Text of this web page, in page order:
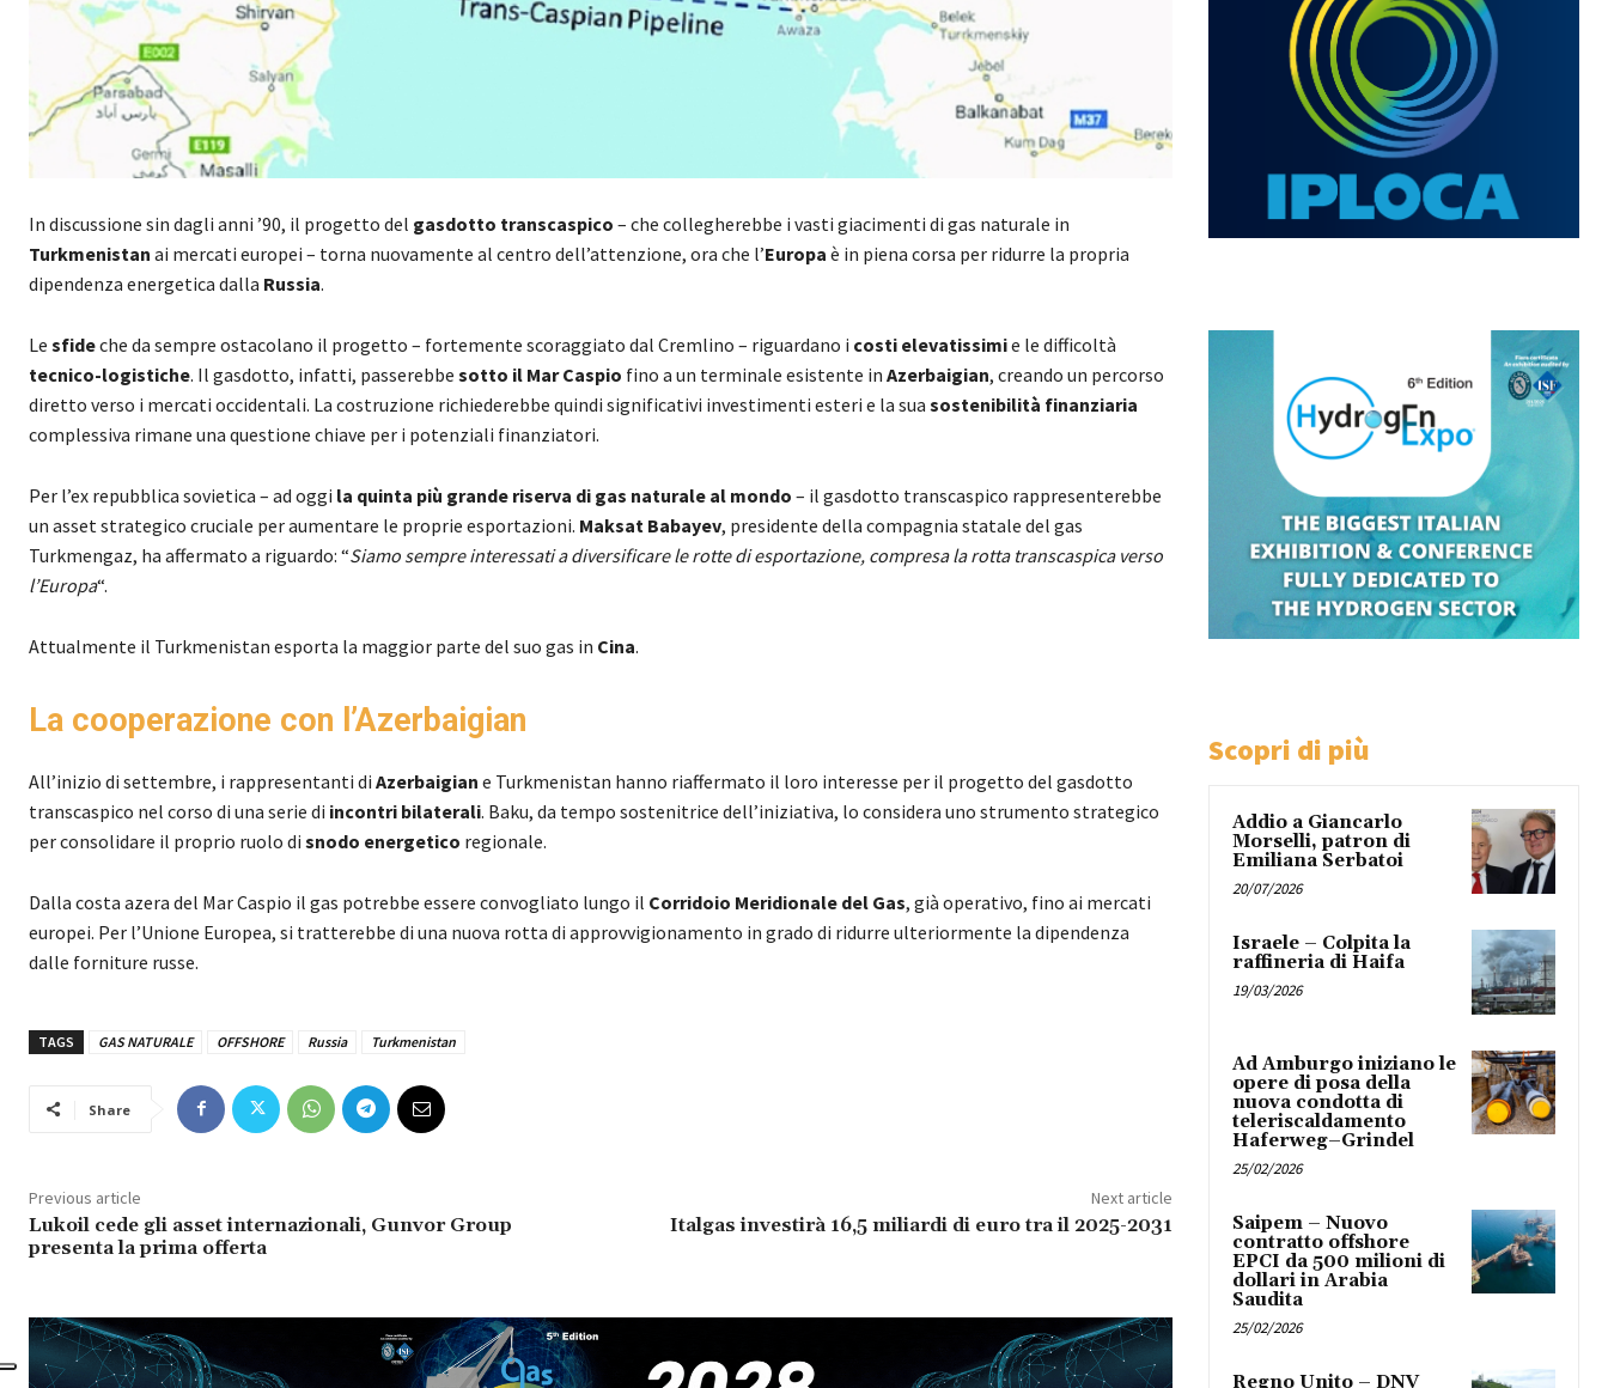
In discussione sin dagli anni ’90, il progetto del gasdotto transcaspico – che collegherebbe i vasti giacimenti di gas naturale in
Turkmenistan ai mercati europei – torna nuovamente al centro dell’attenzione, ora che l’Europa è in piena corsa per ridurre la propria
dipendenza energetica dalla Russia.
Le sfideche da sempre ostacolano il progetto – fortemente scoraggiato dal Cremlino – riguardano i costi elevatissimie le difficoltà
tecnico-logistiche. Il gasdotto, infatti, passerebbe sotto il Mar Caspio fino a un terminale esistente in Azerbaigian, creando un percorso
diretto verso i mercati occidentali. La costruzione richiederebbe quindi significativi investimenti esteri e la sua sostenibilità finanziaria
complessiva rimane una questione chiave per i potenziali finanziatori.
Per l’ex repubblica sovietica – ad oggi la quinta più grande riserva di gas naturale al mondo – il gasdotto transcaspico rappresenterebbe
un asset strategico cruciale per aumentare le proprie esportazioni. Maksat Babayev, presidente della compagnia statale del gas
Turkmengaz, ha affermato a riguardo: “Siamo sempre interessati a diversificare le rotte di esportazione, compresa la rotta transcaspica verso
l’Europa“.
Attualmente il Turkmenistan esporta la maggior parte del suo gas in Cina.
La cooperazione con l’Azerbaigian
All’inizio di settembre, i rappresentanti di Azerbaigian e Turkmenistan hanno riaffermato il loro interesse per il progetto del gasdotto
transcaspico nel corso di una serie di incontri bilaterali. Baku, da tempo sostenitrice dell’iniziativa, lo considera uno strumento strategico
per consolidare il proprio ruolo di snodo energetico regionale.
Dalla costa azera del Mar Caspio il gas potrebbe essere convogliato lungo il Corridoio Meridionale del Gas, già operativo, fino ai mercati
europei. Per l’Unione Europea, si tratterebbe di una nuova rotta di approvvigionamento in grado di ridurre ulteriormente la dipendenza
dalle forniture russe.
TAGS GAS NATURALE OFFSHORE Russia Turkmenistan
Share
Previous article
Lukoil cede gli asset internazionali, Gunvor Group
presenta la prima offerta
Next article
Italgas investirà 16,5 miliardi di euro tra il 2025-2031
Scopri di più
Addio a Giancarlo
Morselli, patron di
Emiliana Serbatoi
20/07/2026
Israele – Colpita la
raffineria di Haifa
19/03/2026
Ad Amburgo iniziano le
opere di posa della
nuova condotta di
teleriscaldamento
Haferweg–Grindel
25/02/2026
Saipem – Nuovo
contratto offshore
EPCI da 500 milioni di
dollari in Arabia
Saudita
25/02/2026
Regno Unito – DNV